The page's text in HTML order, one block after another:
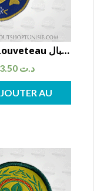
Badge Louveteau شعار قسم الأشبال
3.50 د.ت
AU